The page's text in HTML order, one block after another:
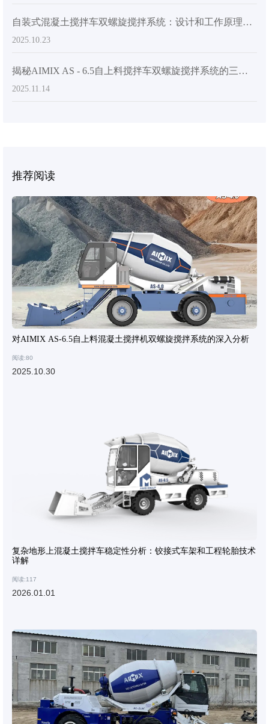
自装式混凝土搅拌车双螺旋搅拌系统：设计和工作原理讲解
2025.10.23
揭秘AIMIX AS - 6.5自上料搅拌车双螺旋搅拌系统的三大核心力学设计
2025.11.14
推荐阅读
对AIMIX AS-6.5自上料混凝土搅拌机双螺旋搅拌系统的深入分析
阅读:80
2025.10.30
复杂地形上混凝土搅拌车稳定性分析：铰接式车架和工程轮胎技术
详解
阅读:117
2026.01.01